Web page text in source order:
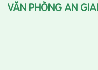
VĂN PHÒNG AN